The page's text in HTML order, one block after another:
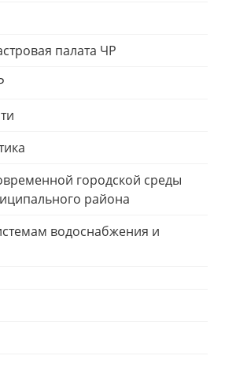
палата ЧР
городской среды
района
водоснабжения и